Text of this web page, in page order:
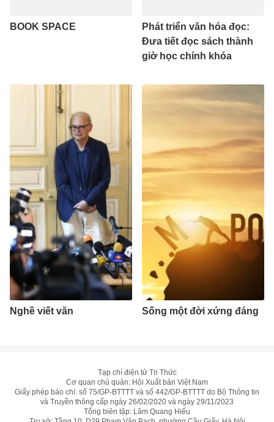
BOOK SPACE
Phát triển văn hóa đọc:
Đưa tiết đọc sách thành
giờ học chính khóa
Nghề viết văn Sống một đời xứng đáng
Tạp chí điện tử Tri Thức
Cơ quan chủ quản: Hội Xuất bản Việt Nam
Giấy phép báo chí: số 75/GP-BTTTT và số 442/GP-BTTTT do Bộ Thông tin
và Truyền thông cấp ngày 26/02/2020 và ngày 29/11/2023
Tổng biên tập: Lâm Quang Hiếu